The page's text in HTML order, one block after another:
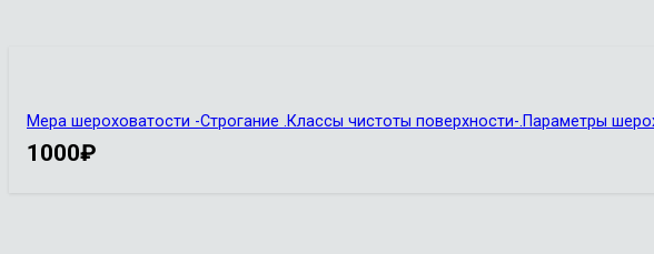
Мера шероховатости -Строгание .Классы чистоты поверхности-.Параметры
1000₽